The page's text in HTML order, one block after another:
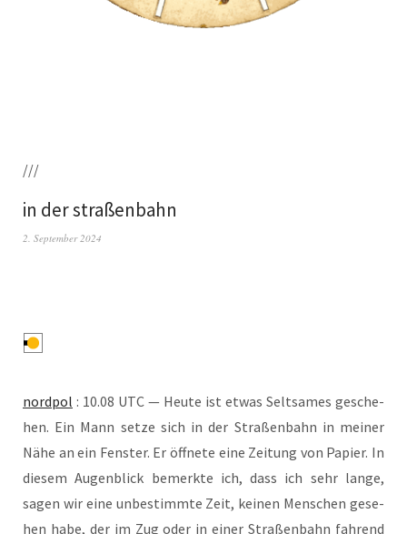
///
in der straßenbahn
2. September 2024
nord­pol : 10.08 UTC — Heu­te ist etwas Selt­sa­mes gesche­
hen. Ein Mann set­ze sich in der Stra­ßen­bahn in mei­ner
Nähe an ein Fens­ter. Er öff­ne­te eine Zei­tung von Papier. In
die­sem Augen­blick bemerk­te ich, dass ich sehr lan­ge,
sagen wir eine unbe­stimm­te Zeit, kei­nen Men­schen gese­
hen habe, der im Zug oder in einer Stra­ßen­bahn fah­rend